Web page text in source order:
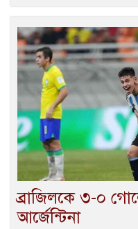
ব্রাজিলকে ৩-০
আর্জেন্টিনা